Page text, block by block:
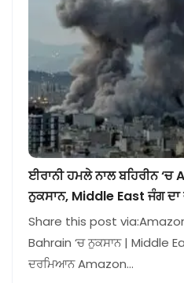
ਈਰਾਨੀ ਹਮਲੇ ਨਾਲ ਬਹਿਰੀਨ
ਨੁਕਸਾਨ, Middle East ਜੰਗ
Share this post
Bahrain ‘ਚ ਨੁਕਸਾਨ | Middle
ਦਰਮਿਆਨ Amazon…